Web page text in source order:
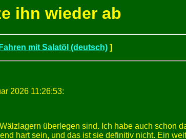
ihn wieder ab
mit Salatöl (deutsch)]
2026 11:26:53:
überlegen sind. Ich habe auch schon
hart sein, und das ist sie definitiv nicht. Ein